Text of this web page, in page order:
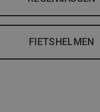
FIETSHELMEN